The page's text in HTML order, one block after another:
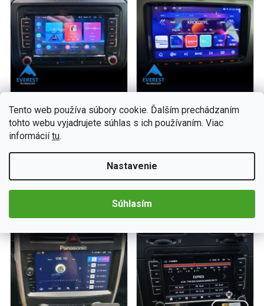
Tento web používa súbory cookie. Ďalším prechádzaním
tohto webu vyjadrujete súhlas s ich používaním. Viac
informáciítu.
Nastavenie
Súhlasím